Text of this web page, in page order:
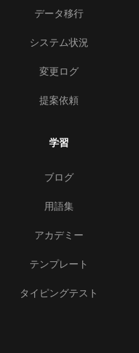
データ移行
システム状況
変更ログ
提案依頼
学習
ブログ
用語集
アカデミー
テンプレート
タイピングテスト